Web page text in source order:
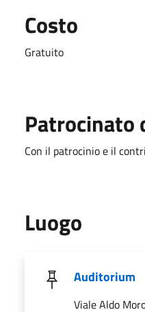
Costo
Gratuito
Patrocinato
Con il patrocinio e il
Luogo
Auditorium
Viale Aldo